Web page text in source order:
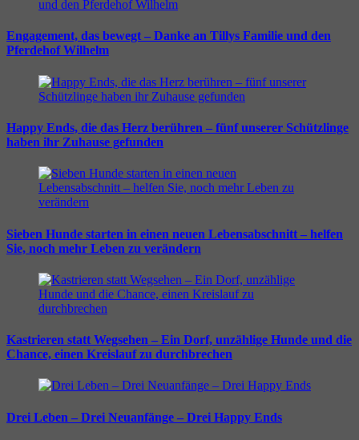
Engagement, das bewegt – Danke an Tillys Familie und den
Pferdehof Wilhelm
Happy Ends, die das Herz berühren – fünf unserer Schützlinge
haben ihr Zuhause gefunden
Sieben Hunde starten in einen neuen Lebensabschnitt – helfen
Sie, noch mehr Leben zu verändern
Kastrieren statt Wegsehen – Ein Dorf, unzählige Hunde und die
Chance, einen Kreislauf zu durchbrechen
Drei Leben – Drei Neuanfänge – Drei Happy Ends